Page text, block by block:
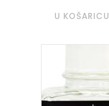
U KOŠARICU